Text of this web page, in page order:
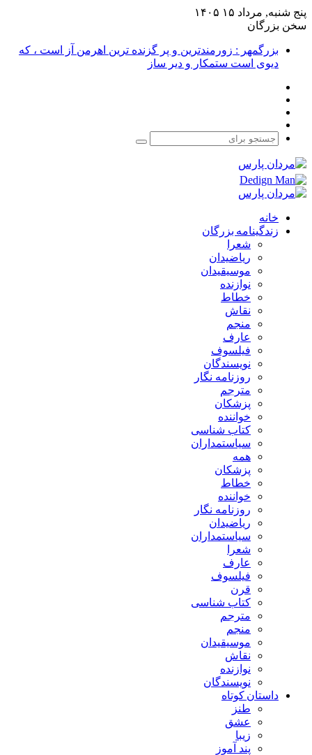
پنج شنبه, مرداد ۱۵ ۱۴۰۵
سخن بزرگان
بزرگمهر : زورمندترین و پر گزنده ترین اهرمن آز است ، که
دیوی است ستمکار و دیر ساز
جستجو
خانه
زندگینامه بزرگان
شعرا
ریاضیدان
موسیقیدان
نوازنده
خطاط
نقاش
منجم
عارف
فیلسوف
نویسندگان
روزنامه نگار
مترجم
پزشکان
خواننده
کتاب شناسی
سیاستمداران
همه
پزشکان
خطاط
خواننده
روزنامه نگار
ریاضیدان
سیاستمداران
شعرا
عارف
فیلسوف
قرن
کتاب شناسی
مترجم
منجم
موسیقیدان
نقاش
نوازنده
نویسندگان
داستان کوتاه
طنز
عشق
زیبا
پند آموز